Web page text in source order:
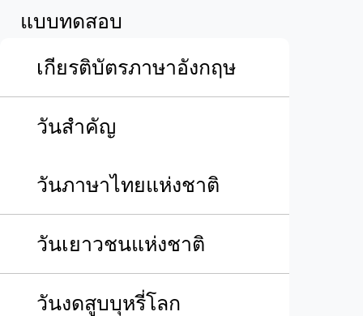
แบบทดสอบ
เกียรติบัตรภาษาอังกฤษ
วันสำคัญ
วันภาษาไทยแห่งชาติ
วันเยาวชนแห่งชาติ
วันงดสูบบุหรี่โลก